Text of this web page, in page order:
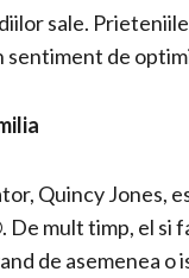
sale.
sentiment de
Quincy Jones,
mult timp, el si
de asemenea